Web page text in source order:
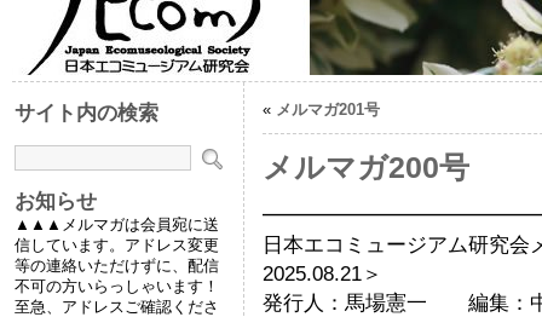
« メルマガ201号
メルマガ200号
日本エコミュージアム研
2025.08.21＞
発行人：馬場憲一 編集：
サイト内の検索
お知らせ
▲▲▲メルマガは会員宛に送
信しています。アドレス変更
等の連絡いただけずに、配信
不可の方いらっしゃいます！
至急、アドレスご確認くださ